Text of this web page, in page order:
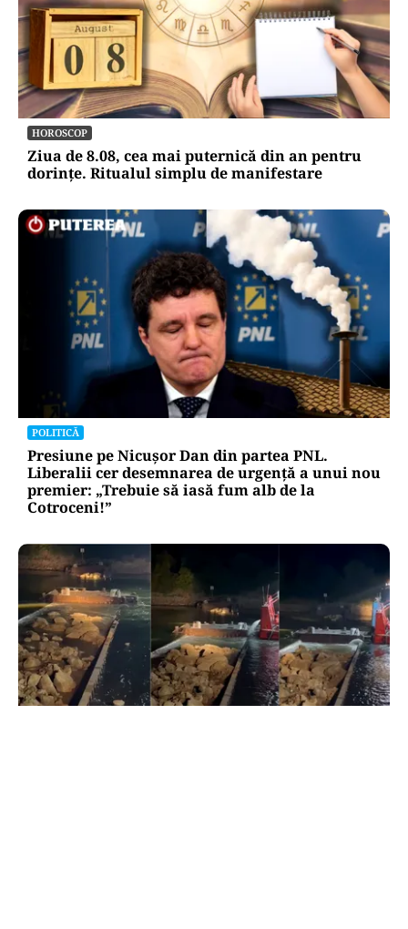
HOROSCOP
Ziua de 8.08, cea mai puternică din an pentru
dorințe. Ritualul simplu de manifestare
POLITICĂ
Presiune pe Nicușor Dan din partea PNL.
Liberalii cer desemnarea de urgență a unui nou
premier: „Trebuie să iasă fum alb de la
Cotroceni!”